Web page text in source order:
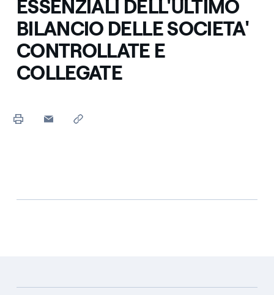
ESSENZIALI DELL'ULTIMO
BILANCIO DELLE SOCIETA'
CONTROLLATE E
COLLEGATE